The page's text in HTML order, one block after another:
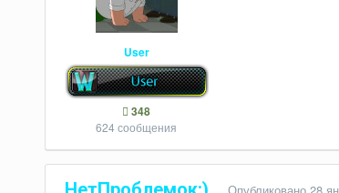
User
348
624 сообщения